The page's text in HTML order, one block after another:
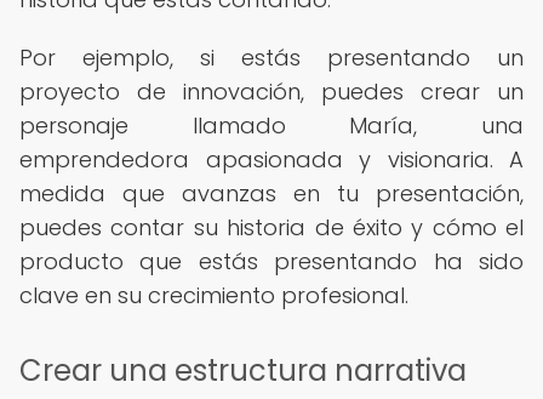
Por ejemplo, si estás presentando un
proyecto de innovación, puedes crear un
personaje llamado María, una
emprendedora apasionada y visionaria. A
medida que avanzas en tu presentación,
puedes contar su historia de éxito y cómo el
producto que estás presentando ha sido
clave en su crecimiento profesional.
Crear una estructura narrativa